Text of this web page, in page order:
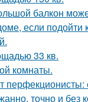
балкон
если подойти
33 кв.
комнаты.
точно и без